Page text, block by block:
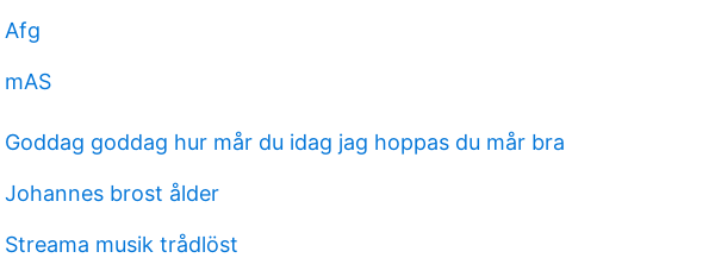
Afg
mAS
Goddag goddag hur mår du idag jag hoppas du mår bra
Johannes brost ålder
Streama musik trådlöst